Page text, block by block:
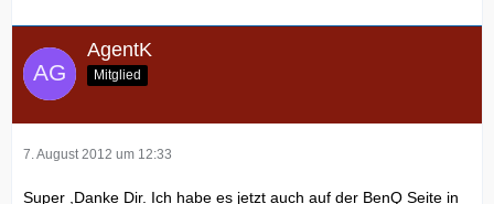
AgentK
Mitglied
7. August 2012 um 12:33
Super ,Danke Dir. Ich habe es jetzt auch auf der BenQ Seite in